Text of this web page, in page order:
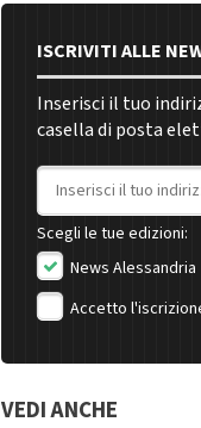
ISCRIVITI ALLE
Inserisci il tuo
casella di posta
Indirizzo email
Scegli le tue edizioni:
News Alessandria
Accetto
VEDI ANCHE